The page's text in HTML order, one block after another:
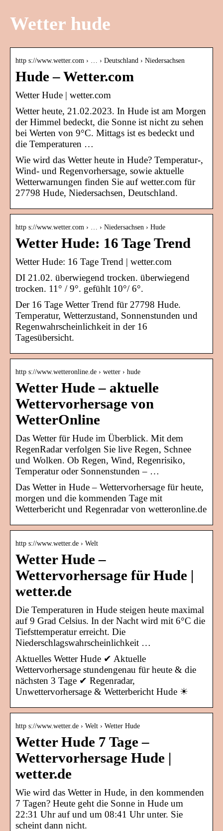
Wetter hude
http s://www.wetter.com › … › Deutschland › Niedersachsen
Hude – Wetter.com
Wetter Hude | wetter.com
Wetter heute, 21.02.2023. In Hude ist am Morgen
der Himmel bedeckt, die Sonne ist nicht zu sehen
bei Werten von 9°C. Mittags ist es bedeckt und
die Temperaturen …
Wie wird das Wetter heute in Hude? Temperatur-,
Wind- und Regenvorhersage, sowie aktuelle
Wetterwarnungen finden Sie auf wetter.com für
27798 Hude, Niedersachsen, Deutschland.
http s://www.wetter.com › … › Niedersachsen › Hude
Wetter Hude: 16 Tage Trend
Wetter Hude: 16 Tage Trend | wetter.com
DI 21.02. überwiegend trocken. überwiegend
trocken. 11° / 9°. gefühlt 10°/ 6°.
Der 16 Tage Wetter Trend für 27798 Hude.
Temperatur, Wetterzustand, Sonnenstunden und
Regenwahrscheinlichkeit in der 16
Tagesübersicht.
http s://www.wetteronline.de › wetter › hude
Wetter Hude – aktuelle
Wettervorhersage von
WetterOnline
Das Wetter für Hude im Überblick. Mit dem
RegenRadar verfolgen Sie live Regen, Schnee
und Wolken. Ob Regen, Wind, Regenrisiko,
Temperatur oder Sonnenstunden – …
Das Wetter in Hude – Wettervorhersage für heute,
morgen und die kommenden Tage mit
Wetterbericht und Regenradar von wetteronline.de
http s://www.wetter.de › Welt
Wetter Hude –
Wettervorhersage für Hude |
wetter.de
Die Temperaturen in Hude steigen heute maximal
auf 9 Grad Celsius. In der Nacht wird mit 6°C die
Tiefsttemperatur erreicht. Die
Niederschlagswahrscheinlichkeit …
Aktuelles Wetter Hude ✔ Aktuelle
Wettervorhersage stundengenau für heute & die
nächsten 3 Tage ✔ Regenradar,
Unwettervorhersage & Wetterbericht Hude ☀
http s://www.wetter.de › Welt › Wetter Hude
Wetter Hude 7 Tage –
Wettervorhersage Hude |
wetter.de
Wie wird das Wetter in Hude, in den kommenden
7 Tagen? Heute geht die Sonne in Hude um
22:31 Uhr auf und um 08:41 Uhr unter. Sie
scheint dann nicht.